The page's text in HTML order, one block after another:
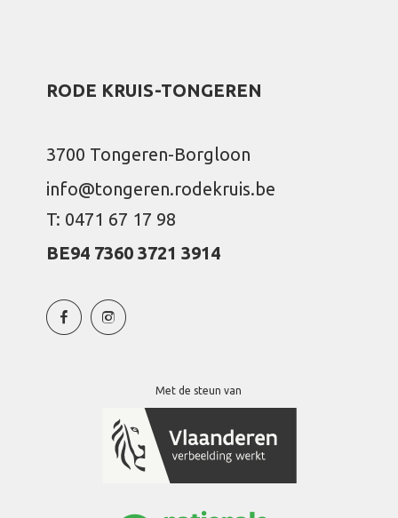
RODE KRUIS-TONGEREN
3700 Tongeren-Borgloon
info@tongeren.rodekruis.be
T: 0471 67 17 98
BE94 7360 3721 3914
Met de steun van